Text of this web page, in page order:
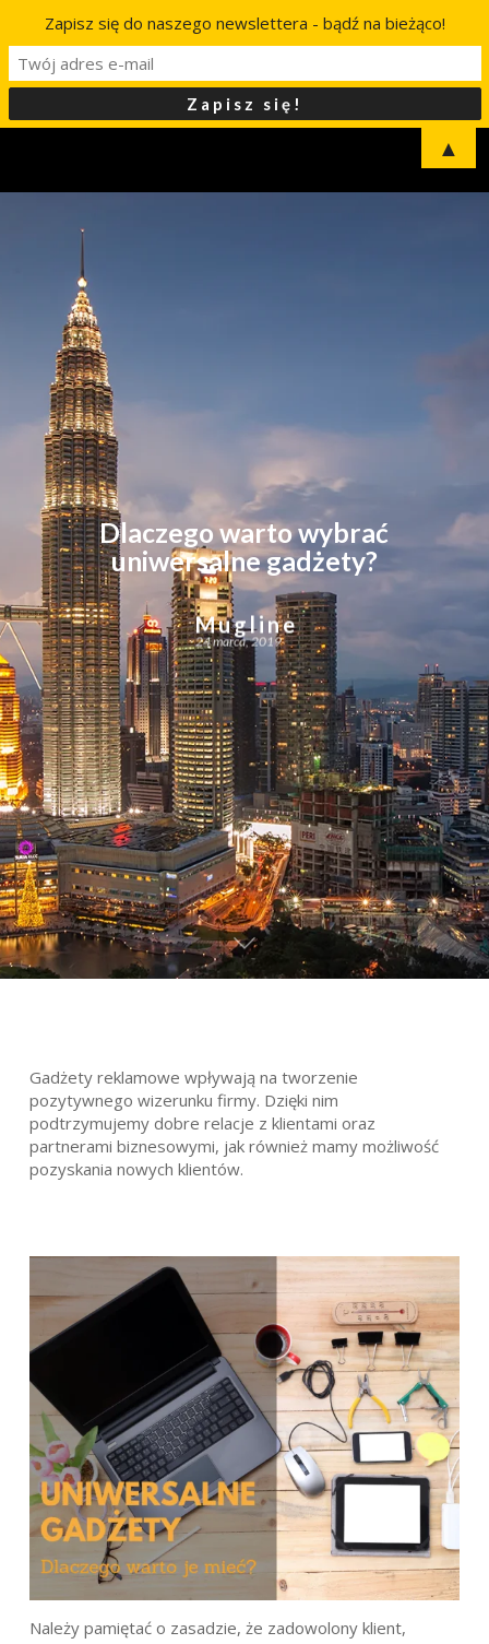
Dlaczego warto wybrać
uniwersalne gadżety?
Mugline
24 marca, 2019
Gadżety reklamowe wpływają na tworzenie
pozytywnego wizerunku firmy. Dzięki nim
podtrzymujemy dobre relacje z klientami oraz
partnerami biznesowymi, jak również mamy możliwość
pozyskania nowych klientów.
Należy pamiętać o zasadzie, że zadowolony klient,
Zapisz się do naszego newslettera - bądź na bieżąco!
▲